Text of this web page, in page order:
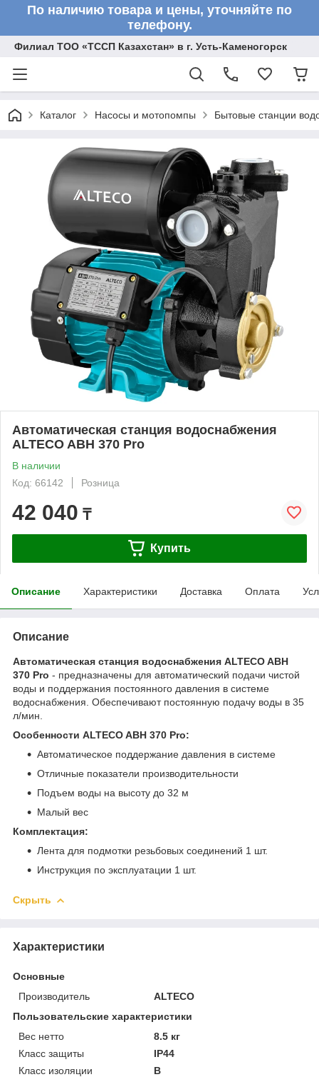
По наличию товара и цены, уточняйте по
телефону.
Филиал ТОО «ТССП Казахстан» в г. Усть-Каменогорск
Каталог Насосы и мотопомпы Бытовые станции
Автоматическая станция водоснабжения
ALTECO AВН 370 Pro
В наличии
Код: 66142
Розница
42 040 ₸
Купить
Описание Характеристики Доставка Оплата
Описание
Автоматическая станция водоснабжения ALTECO AВН
370 Pro - предназначены для автоматический подачи чистой
воды и поддержания постоянного давления в системе
водоснабжения. Обеспечивают постоянную подачу воды в 35
л/мин.
Особенности ALTECO AВН 370 Pro:
Автоматическое поддержание давления в системе
Отличные показатели производительности
Подъем воды на высоту до 32 м
Малый вес
Комплектация:
Лента для подмотки резьбовых соединений 1 шт.
Инструкция по эксплуатации 1 шт.
Скрыть
Характеристики
Основные
Производитель
ALTECO
Пользовательские характеристики
Вес нетто
8.5 кг
Класс защиты
IP44
Класс изоляции
B